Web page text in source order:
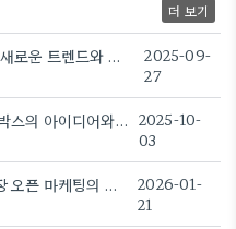
더 보기
용돈박스로 꽃 선물의 진심을 전하는 새로운 트렌드와 실전 아이디어
2025-09-
27
꽃으로 선물의 의미를 확장하는 용돈박스의 아이디어와 활용 2025-10-
03
개업화분과 용돈박스로 시작하는 매장 오픈 마케팅의 비밀
2026-01-
21